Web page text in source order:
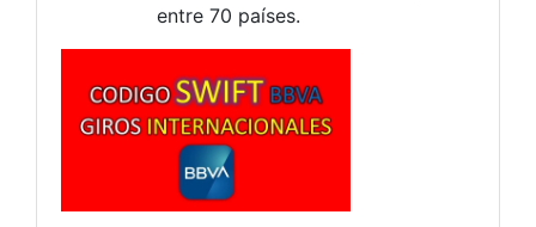
entre 70 países.